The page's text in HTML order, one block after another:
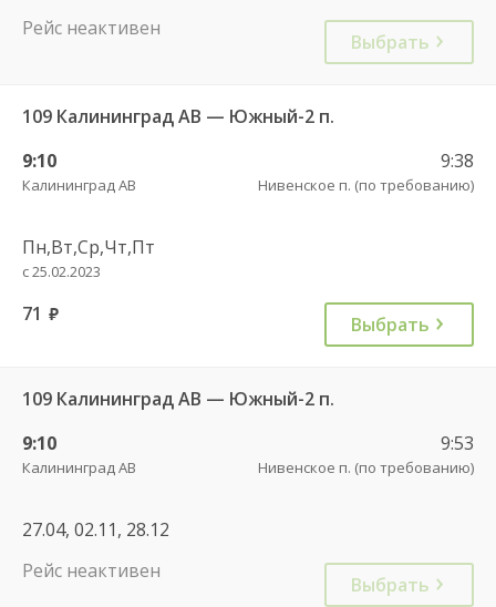
Рейс неактивен
Выбрать
109 Калининград АВ — Южный-2 п.
9:10
Калининград АВ
9:38
Нивенское п. (по требованию)
Пн,Вт,Ср,Чт,Пт
с 25.02.2023
71 руб. Выбрать
109 Калининград АВ — Южный-2 п.
9:10
Калининград АВ
9:53
Нивенское п. (по требованию)
27.04, 02.11, 28.12
Рейс неактивен
Выбрать